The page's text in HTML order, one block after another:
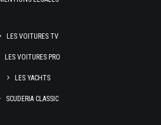
LES VOITURES TV
LES VOITURES PRO
LES YACHTS
SCUDERIA CLASSIC